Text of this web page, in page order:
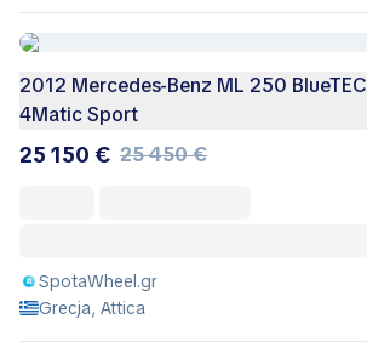
2012 Mercedes-Benz ML 250 BlueTEC
4Matic Sport
25 150 € 25 450 €
SpotaWheel.gr
Grecja, Attica